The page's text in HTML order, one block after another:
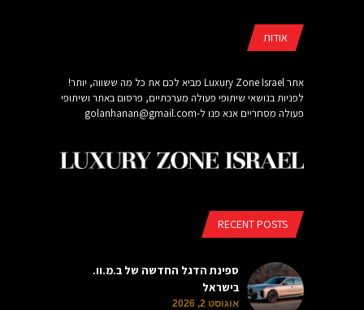
אודות
אתר Luxury Zone Israel מביא לכם את כל מה ששווה, יותר!
לפניות בנושאי שיתופי פעולה מערכתיים, פרסום באתר ושיתופי
פעולה מסחריים אנא פנו ל-golanhanan@gmail.com
RECENT POSTS
ספינת הדגל החדשה של ב.מ.וו.
בישראל
אוגוסט 2, 2026